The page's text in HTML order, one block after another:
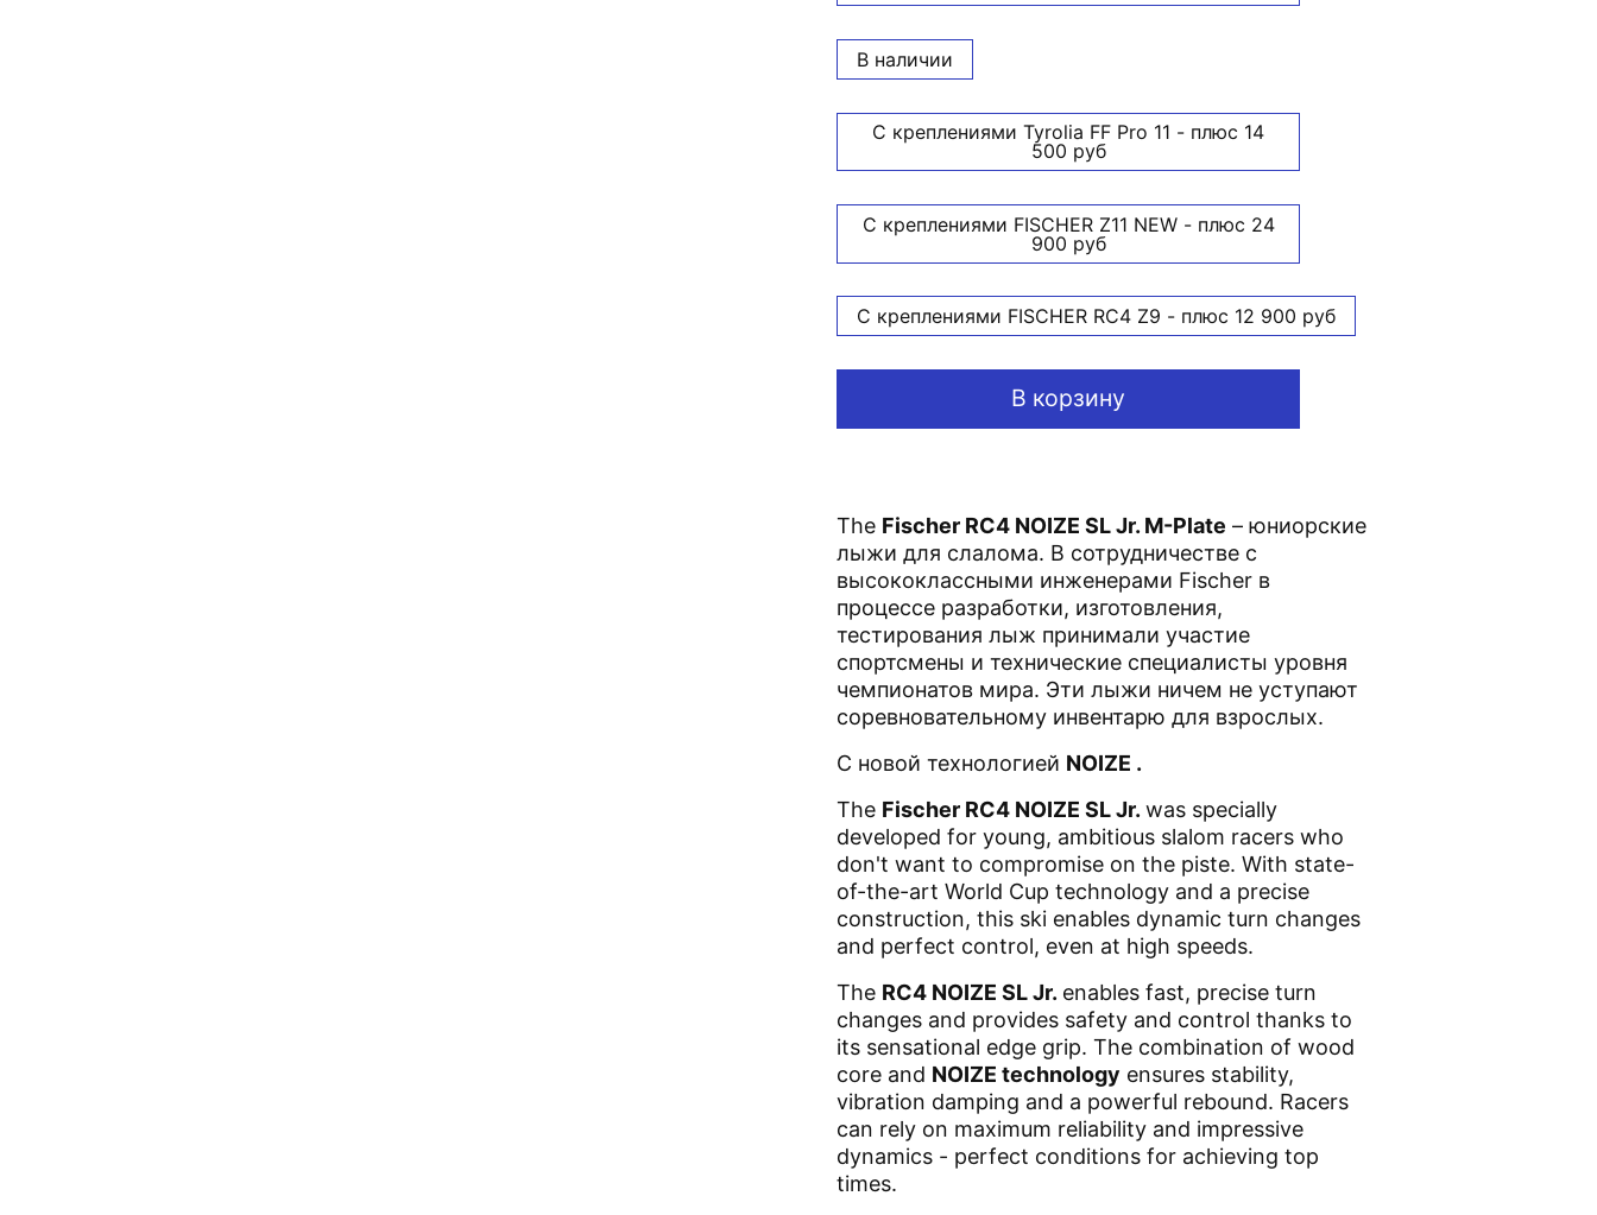
В корзину
В наличии
C креплениями Tyrolia FF Pro 11 - плюс 14
500 руб
С креплениями FISCHER Z11 NEW - плюс 24
900 руб
С креплениями FISCHER RC4 Z9 - плюс 12 900 руб
The Fischer RC4 NOIZE SL Jr. M-Plate – юниорские
лыжи для слалома. В сотрудничестве с
высококлассными инженерами Fischer в
процессе разработки, изготовления,
тестирования лыж принимали участие
спортсмены и технические специалисты уровня
чемпионатов мира. Эти лыжи ничем не уступают
соревновательному инвентарю для взрослых.
С новой технологией NOIZE .
The Fischer RC4 NOIZE SL Jr. was specially
developed for young, ambitious slalom racers who
don't want to compromise on the piste. With state-
of-the-art World Cup technology and a precise
construction, this ski enables dynamic turn changes
and perfect control, even at high speeds.
The RC4 NOIZE SL Jr. enables fast, precise turn
changes and provides safety and control thanks to
its sensational edge grip. The combination of wood
core and NOIZE technology ensures stability,
vibration damping and a powerful rebound. Racers
can rely on maximum reliability and impressive
dynamics - perfect conditions for achieving top
times.